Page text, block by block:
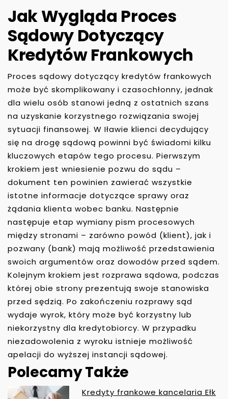
Jak Wygląda Proces
Sądowy Dotyczący
Kredytów Frankowych
Proces sądowy dotyczący kredytów frankowych
może być skomplikowany i czasochłonny, jednak
dla wielu osób stanowi jedną z ostatnich szans
na uzyskanie korzystnego rozwiązania swojej
sytuacji finansowej. W Iławie klienci decydujący
się na drogę sądową powinni być świadomi kilku
kluczowych etapów tego procesu. Pierwszym
krokiem jest wniesienie pozwu do sądu –
dokument ten powinien zawierać wszystkie
istotne informacje dotyczące sprawy oraz
żądania klienta wobec banku. Następnie
następuje etap wymiany pism procesowych
między stronami – zarówno powód (klient), jak i
pozwany (bank) mają możliwość przedstawienia
swoich argumentów oraz dowodów przed sądem.
Kolejnym krokiem jest rozprawa sądowa, podczas
której obie strony prezentują swoje stanowiska
przed sędzią. Po zakończeniu rozprawy sąd
wydaje wyrok, który może być korzystny lub
niekorzystny dla kredytobiorcy. W przypadku
niezadowolenia z wyroku istnieje możliwość
apelacji do wyższej instancji sądowej.
Polecamy Także
Kredyty frankowe kancelaria Ełk